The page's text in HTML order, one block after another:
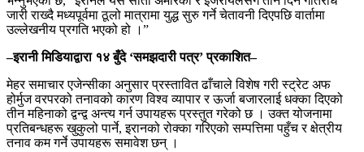
जारी राख्दै मध्यपूर्वमा ठूलो मात्रामा युद्ध सुरु गर्ने चेतावनी दिएपछि वार्तामा
उल्लेखनीय प्रगति भएको हो ।”
–इरानी मिडियाद्वारा १४ बुँदे ‘समझदारी पत्र’ प्रकाशित–
मेहर समाचार एजेन्सीका अनुसार प्रस्तावित ढाँचाले विशेष गरी स्ट्रेट अफ
होर्मुज वरपरको तनावको कारण विश्व व्यापार र ऊर्जा बजारलाई धक्का दिएको
तीन महिनाको द्वन्द्व अन्त्य गर्न उपायहरू प्रस्तुत गरेको छ । उक्त योजनामा
प्रतिबन्धहरू खुकुलो पार्ने, इरानको रोक्का गरिएको सम्पत्तिमा पहुँच र क्षेत्रीय
तनाव कम गर्ने उपायहरू समावेश छन् ।